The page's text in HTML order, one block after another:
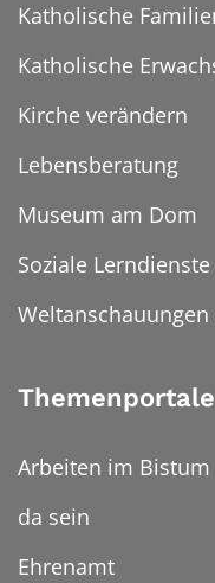
Katholische
Katholische
Kirche verändern
Lebensberatung
Museum am Dom
Soziale Lerndienste
Weltanschauungen
Themenportale
Arbeiten im Bistum
da sein
Ehrenamt